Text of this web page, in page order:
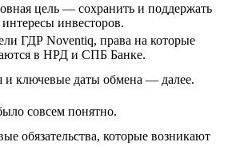
цель — сохранить и поддержать
инвесторов.
ГДР Noventiq, права на которые
в НРД и СПБ Банке.
и ключевые даты обмена — далее.
совсем понятно.
обязательства, которые возникают